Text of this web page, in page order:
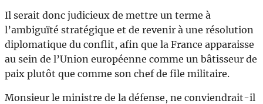
Il serait donc judicieux de mettre un terme à
l’ambiguïté stratégique et de revenir à une résolution
diplomatique du conflit, afin que la France apparaisse
au sein de l’Union européenne comme un bâtisseur de
paix plutôt que comme son chef de file militaire.
Monsieur le ministre de la défense, ne conviendrait-il